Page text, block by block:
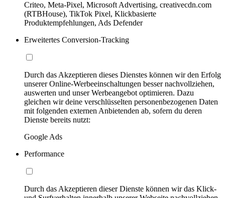
Criteo, Meta-Pixel, Microsoft Advertising, creativecdn.com
(RTBHouse), TikTok Pixel, Klickbasierte
Produktempfehlungen, Ads Defender
Erweitertes Conversion-Tracking
Durch das Akzeptieren dieses Dienstes können wir den Erfolg
unserer Online-Werbeeinschaltungen besser nachvollziehen,
auswerten und unser Werbeangebot optimieren. Dazu
gleichen wir deine verschlüsselten personenbezogenen Daten
mit folgenden externen Anbietenden ab, sofern du deren
Dienste bereits nutzt:
Google Ads
Performance
Durch das Akzeptieren dieser Dienste können wir das Klick-